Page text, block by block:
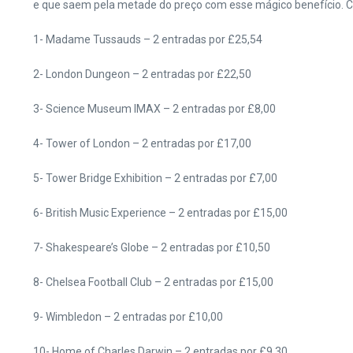
e que saem pela metade do preço com esse mágico benefício.
1- Madame Tussauds – 2 entradas por £25,54
2- London Dungeon – 2 entradas por £22,50
3- Science Museum IMAX – 2 entradas por £8,00
4- Tower of London – 2 entradas por £17,00
5- Tower Bridge Exhibition – 2 entradas por £7,00
6- British Music Experience – 2 entradas por £15,00
7- Shakespeare’s Globe – 2 entradas por £10,50
8- Chelsea Football Club – 2 entradas por £15,00
9- Wimbledon – 2 entradas por £10,00